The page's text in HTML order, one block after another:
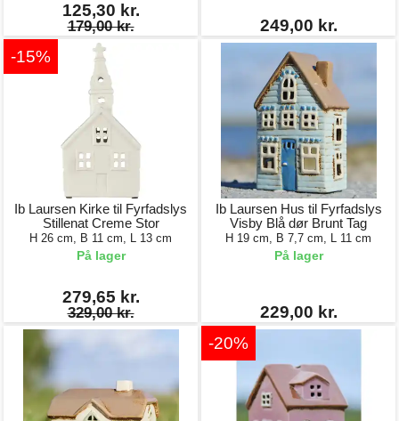
125,30 kr.
179,00 kr.
249,00 kr.
-15%
Ib Laursen Kirke til Fyrfadslys
Stillenat Creme Stor
H 26 cm, B 11 cm, L 13 cm
På lager
279,65 kr.
329,00 kr.
Ib Laursen Hus til Fyrfadslys
Visby Blå dør Brunt Tag
H 19 cm, B 7,7 cm, L 11 cm
På lager
229,00 kr.
-20%